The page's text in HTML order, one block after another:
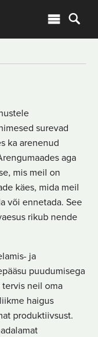
surevad
ka arenenud
aga
mis meil on
käes, mida meil
või ennetada. See
rikub nende
ja
puudumisega
tervis neil oma
haigus
produktiivsust.